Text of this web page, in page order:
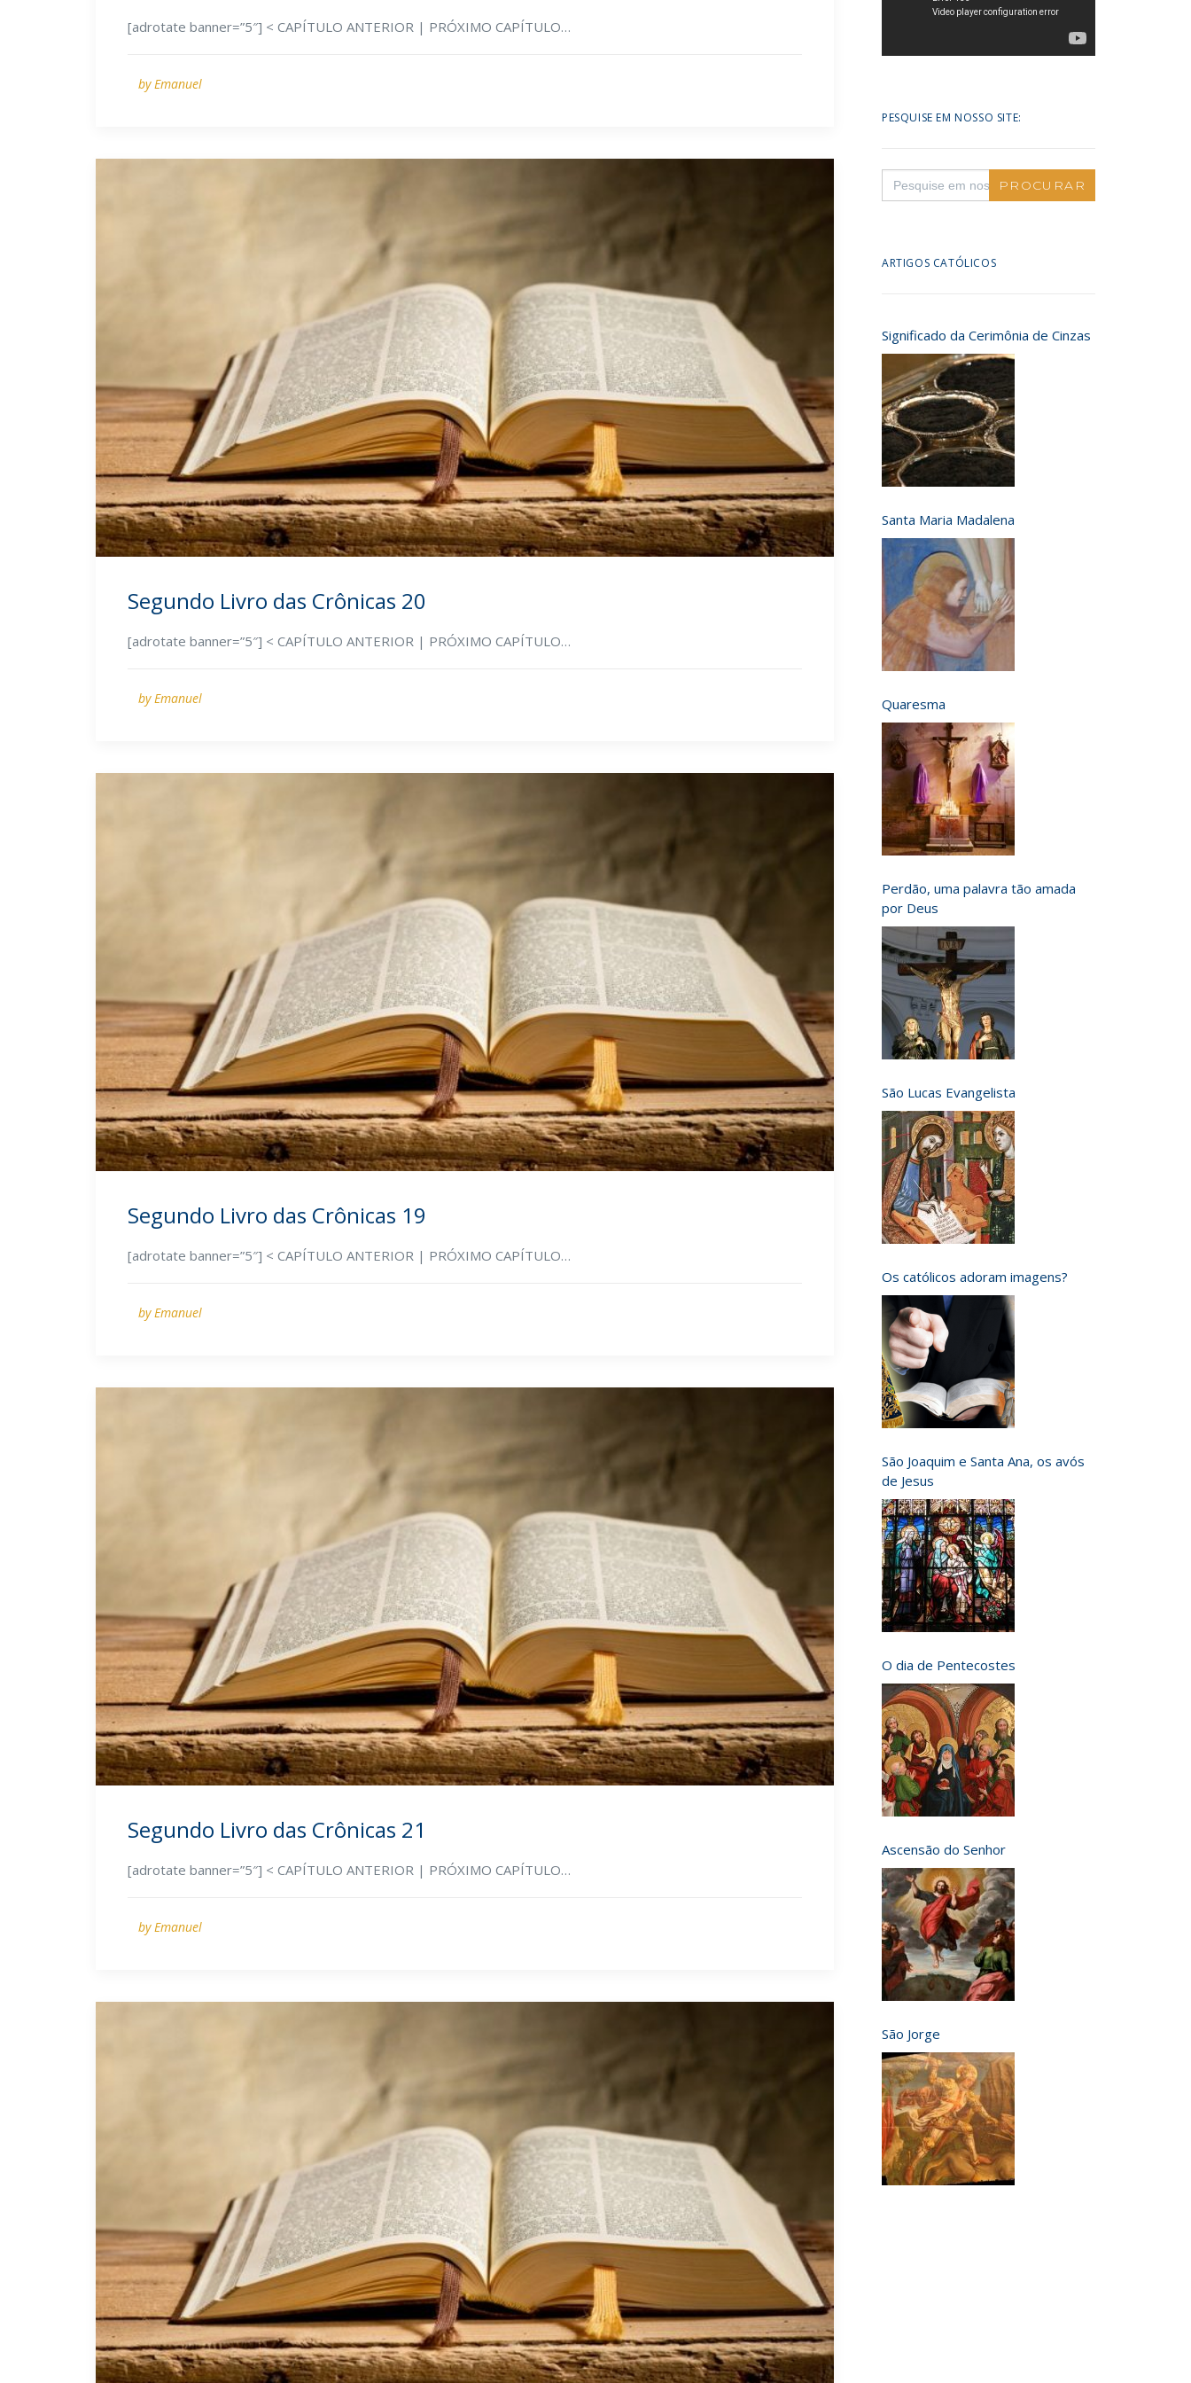
[adrotate banner=”5″] < CAPÍTULO ANTERIOR | PRÓXIMO CAPÍTULO…
by Emanuel
Segundo Livro das Crônicas 20
[adrotate banner=”5″] < CAPÍTULO ANTERIOR | PRÓXIMO CAPÍTULO…
by Emanuel
Segundo Livro das Crônicas 19
[adrotate banner=”5″] < CAPÍTULO ANTERIOR | PRÓXIMO CAPÍTULO…
by Emanuel
Segundo Livro das Crônicas 21
[adrotate banner=”5″] < CAPÍTULO ANTERIOR | PRÓXIMO CAPÍTULO…
by Emanuel
PESQUISE EM NOSSO SITE:
Search
for:
ARTIGOS CATÓLICOS
Significado da Cerimônia de Cinzas
Santa Maria Madalena
Quaresma
Perdão, uma palavra tão amada
por Deus
São Lucas Evangelista
Os católicos adoram imagens?
São Joaquim e Santa Ana, os avós
de Jesus
O dia de Pentecostes
Ascensão do Senhor
São Jorge